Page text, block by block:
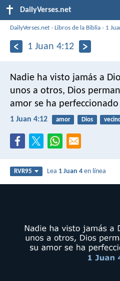
DailyVerses.net
DailyVerses.net ›Libros de la Biblia › 1
1 Juan 4:12
Nadie ha visto jamás a
unos a otros, Dios
amor se ha
1 Juan 4:12 amor Dios
RVR95 Lea 1 Juan 4 en línea